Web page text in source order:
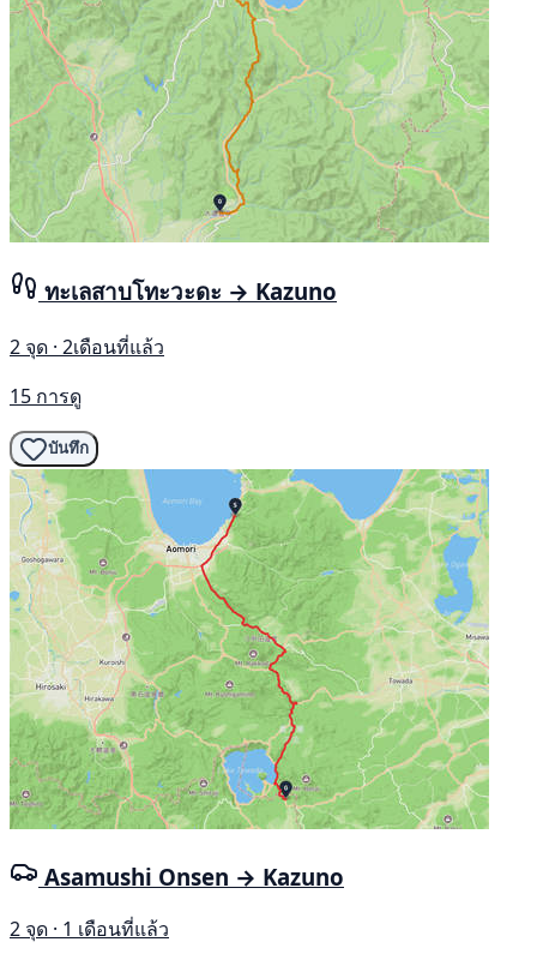
ทะเลสาบโทะวะดะ → Kazuno
2 จุด · 2เดือนที่แล้ว
15 การดู
บันทึก
Asamushi Onsen → Kazuno
2 จุด · 1 เดือนที่แล้ว